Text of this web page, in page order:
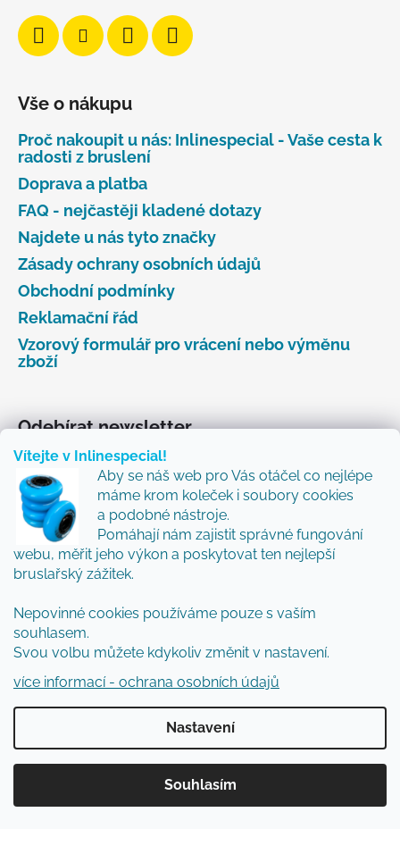
Vítejte v Inlinespecial!
Aby se náš web pro Vás otáčel co nejlépe
máme krom koleček i soubory cookies
a podobné nástroje.
Pomáhají nám zajistit správné fungování
webu, měřit jeho výkon a poskytovat ten nejlepší
bruslařský zážitek.
Nepovinné cookies používáme pouze s vaším
souhlasem.
Svou volbu můžete kdykoliv změnit v nastavení.
více informací - ochrana osobních údajů
Nastavení
Souhlasím
Vše o nákupu
Proč nakoupit u nás: Inlinespecial - Vaše cesta k
radosti z bruslení
Doprava a platba
FAQ - nejčastěji kladené dotazy
Najdete u nás tyto značky
Zásady ochrany osobních údajů
Obchodní podmínky
Reklamační řád
Vzorový formulář pro vrácení nebo výměnu
zboží
Odebírat newsletter
Vložte svůj e-mail a my vám budeme zasílat informace
o nových produktech na našem e-shopu.
Přidejte se k nám a my Vám budeme zasílat ty nejlepší
novinky a tipy.
E-mail
Vložením e-mailu souhlasíte spodmínkami
ochrany osobních údajů
PŘIHLÁSIT SE
Vytvořil Shoptet
Inlinespecial
vyhrazena.Upravit nastavení cookies